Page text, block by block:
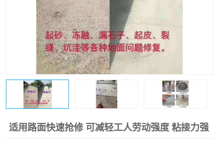
适用路面快速抢修 可减轻工人劳动强度 粘接力强
高延性混凝土 速凝剂
碳纤维布 金刚砂
桥梁伸缩缝快速修补料 防静电不发火砂浆
碳布胶 加固砂浆
膨胀剂 混凝土防碳化涂料
融雪剂